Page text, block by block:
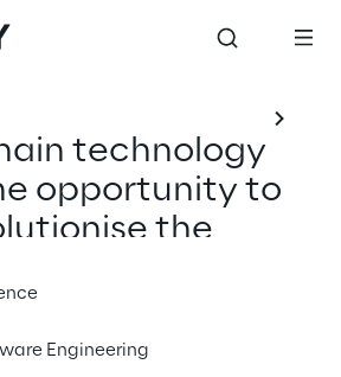
Engineering
technology
opportunity to
the
several
investment